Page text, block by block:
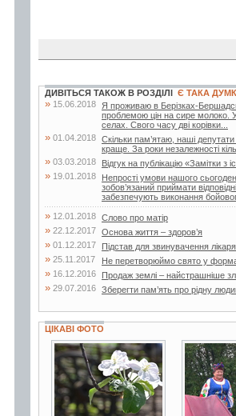
ДИВІТЬСЯ ТАКОЖ В РОЗДІЛІ Є ТАКА
» 15.06.2018
Я проживаю в Берізках-
проблемою цін на сире молоко.
селах. Свого часу дві корівки...
» 01.04.2018 Скільки пам’ятаю, наші
краще. За роки незалежності
» 03.03.2018 Відгук на публікацію «Замітки з
» 19.01.2018
Непрості умови нашого
зобов’язаний приймати
забезпечують виконання
» 12.01.2018 Слово про матір
» 22.12.2017 Основа життя – здоров’я
» 01.12.2017 Підстав для звинувачення
» 25.11.2017 Не перетворюймо свято у
» 16.12.2016 Продаж землі – найстрашніше
» 29.07.2016 Зберегти пам’ять про рідну
ЦІКАВІ ФОТО
19 фото 15 фото